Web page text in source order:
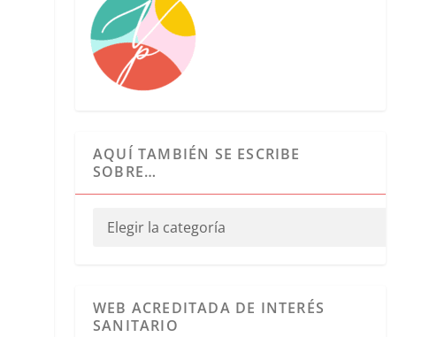
AQUÍ TAMBIÉN SE ESCRIBE
SOBRE…
WEB ACREDITADA DE INTERÉS
SANITARIO